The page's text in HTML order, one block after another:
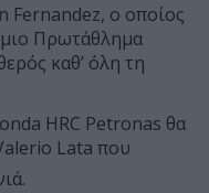
Fernandez, ο οποίος
Πρωτάθλημα
καθ’ όλη τη
HRC Petronas θα
Lata που